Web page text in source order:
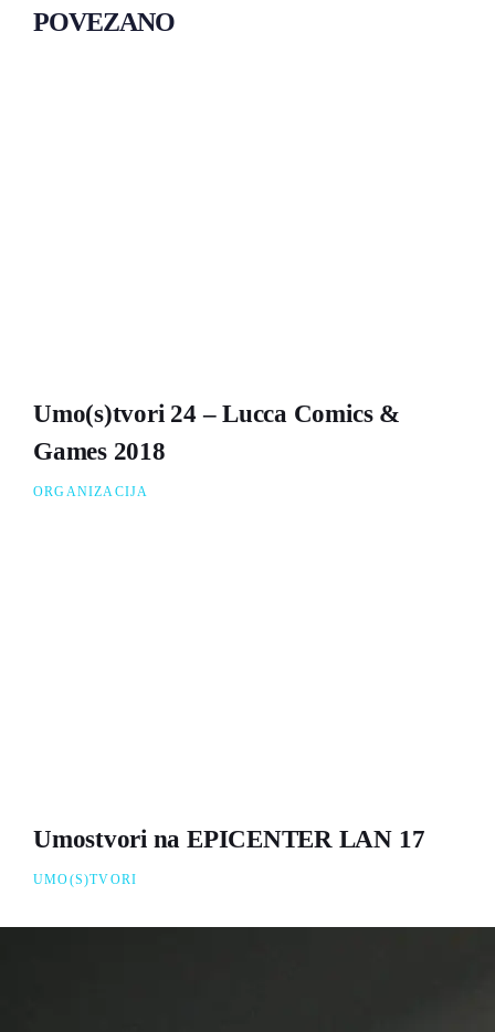
POVEZANO
Umo(s)tvori 24 – Lucca Comics &
Games 2018
ORGANIZACIJA
Umostvori na EPICENTER LAN 17
UMO(S)TVORI